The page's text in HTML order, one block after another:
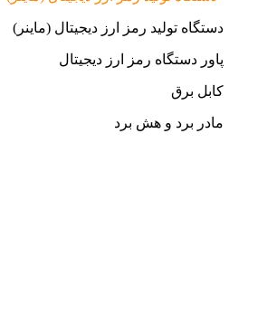
دستگاه تولید رمز ارز دیجیتال (ماینر)
پاور دستگاه رمز ارز دیجیتال
کابل برق
مادر برد و هش برد